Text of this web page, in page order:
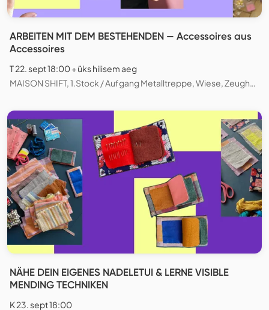
ARBEITEN MIT DEM BESTEHENDEN — Accessoires aus
Accessoires
T 22. sept 18:00 + üks hilisem aeg
NÄHE DEIN EIGENES NADELETUI & LERNE VISIBLE
MENDING TECHNIKEN
K 23. sept 18:00